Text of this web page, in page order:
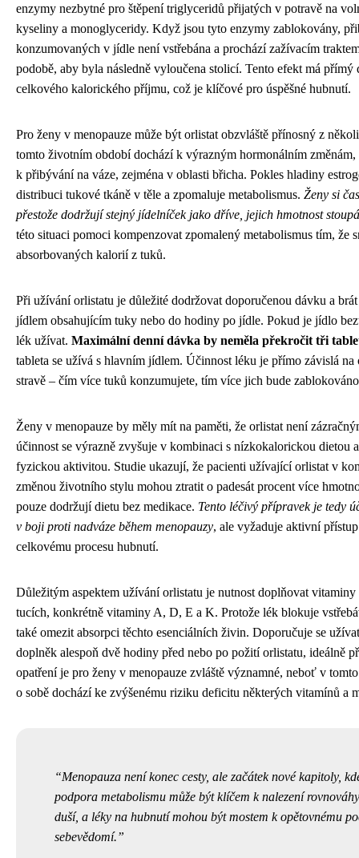
enzymy nezbytné pro štěpení triglyceridů přijatých v potravě na
kyseliny a monoglyceridy. Když jsou tyto enzymy zablokovány,
konzumovaných v jídle není vstřebána a prochází zažívacím
podobě, aby byla následně vyloučena stolicí. Tento efekt má přímý
celkového kalorického příjmu, což je klíčové pro úspěšné hubnutí.
Pro ženy v menopauze může být orlistat obzvláště přínosný z
tomto životním období dochází k výrazným hormonálním změnám,
k přibývání na váze, zejména v oblasti břicha. Pokles hladiny
distribuci tukové tkáně v těle a zpomaluje metabolismus. Ženy si
přestože dodržují stejný jídelníček jako dříve, jejich hmotnost stoupá
této situaci pomoci kompenzovat zpomalený metabolismus tím, že
absorbovaných kalorií z tuků.
Při užívání orlistatu je důležité dodržovat doporučenou dávku a
jídlem obsahujícím tuky nebo do hodiny po jídle. Pokud je jídlo
lék užívat. Maximální denní dávka by neměla překročit tři
tableta se užívá s hlavním jídlem. Účinnost léku je přímo závislá na
stravě – čím více tuků konzumujete, tím více jich bude
Ženy v menopauze by měly mít na paměti, že orlistat není
účinnost se výrazně zvyšuje v kombinaci s nízkokalorickou dietou
fyzickou aktivitou. Studie ukazují, že pacienti užívající orlistat v
změnou životního stylu mohou ztratit o padesát procent více
pouze dodržují dietu bez medikace. Tento léčivý přípravek je tedy
v boji proti nadváze během menopauzy, ale vyžaduje aktivní
celkovému procesu hubnutí.
Důležitým aspektem užívání orlistatu je nutnost doplňovat vitaminy
tucích, konkrétně vitaminy A, D, E a K. Protože lék blokuje
také omezit absorpci těchto esenciálních živin. Doporučuje se
doplněk alespoň dvě hodiny před nebo po požití orlistatu, ideálně
opatření je pro ženy v menopauze zvláště významné, neboť v
o sobě dochází ke zvýšenému riziku deficitu některých vitamínů a
Menopauza není konec cesty, ale začátek nové kapitoly,
podpora metabolismu může být klíčem k nalezení
duší, a léky na hubnutí mohou být mostem k opětovnému
sebevědomí.